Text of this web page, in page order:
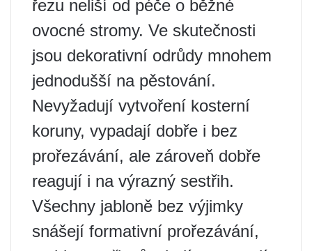
řezu neliší od péče o běžné
ovocné stromy. Ve skutečnosti
jsou dekorativní odrůdy mnohem
jednodušší na pěstování.
Nevyžadují vytvoření kosterní
koruny, vypadají dobře i bez
prořezávání, ale zároveň dobře
reagují i ​​na výrazný sestřih.
Všechny jabloně bez výjimky
snášejí formativní prořezávání,